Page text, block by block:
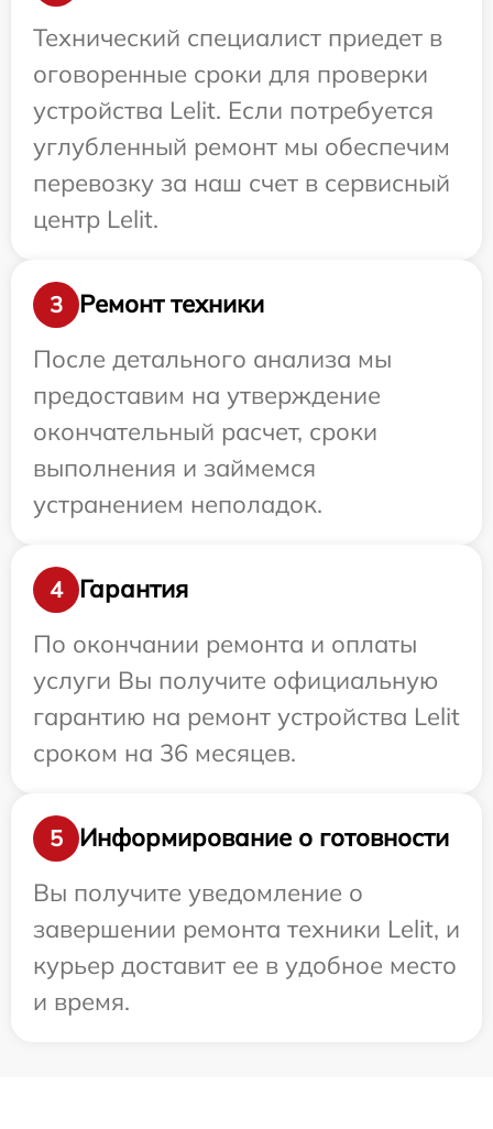
Технический специалист приедет в
оговоренные сроки для проверки
устройства Lelit. Если потребуется
углубленный ремонт мы обеспечим
перевозку за наш счет в сервисный
центр Lelit.
3
Ремонт техники
После детального анализа мы
предоставим на утверждение
окончательный расчет, сроки
выполнения и займемся
устранением неполадок.
4
Гарантия
По окончании ремонта и оплаты
услуги Вы получите официальную
гарантию на ремонт устройства Lelit
сроком на 36 месяцев.
5
Информирование о готовности
Вы получите уведомление о
завершении ремонта техники Lelit, и
курьер доставит ее в удобное место
и время.